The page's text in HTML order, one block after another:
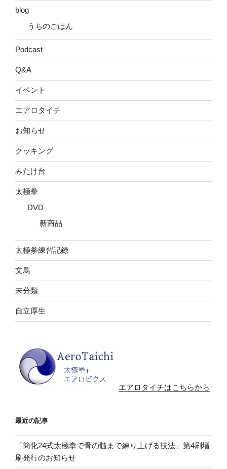
blog
うちのごはん
Podcast
Q&A
イベント
エアロタイチ
お知らせ
クッキング
みたけ台
太極拳
DVD
新商品
太極拳練習記録
文鳥
未分類
自立厚生
エアロタイチはこちらから
最近の記事
「簡化24式太極拳で骨の髄まで練り上げる技法」第4刷増
刷発行のお知らせ